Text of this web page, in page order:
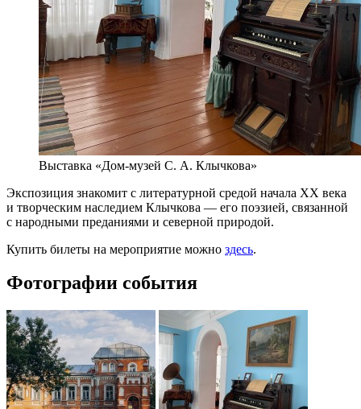
Выставка «Дом-музей С. А. Клычкова»
Экспозиция знакомит с литературной средой начала XX века
и творческим наследием Клычкова — его поэзией, связанной
с народными преданиями и северной природой.
Купить билеты на мероприятие можно здесь.
Фотографии события